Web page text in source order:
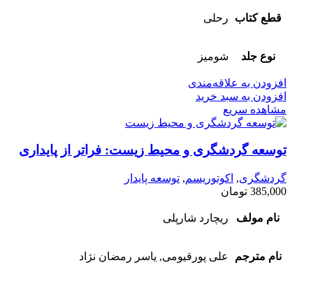
قطع کتاب رحلی
نوع جلد شومیز
افزودن به علاقه‌مندی
افزودن به سبد خرید
مشاهده سریع
توسعه گردشگری و محیط زیست: فراتر از پایداری
گردشگری, اکوتوریسم, توسعه پایدار
385,000 تومان
نام مولف ریچارد شارپلی
نام مترجم علی پورقیومی, یاسر رمضان نژاد